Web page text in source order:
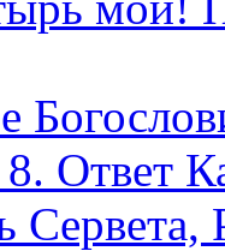
Ответ
Сервета,